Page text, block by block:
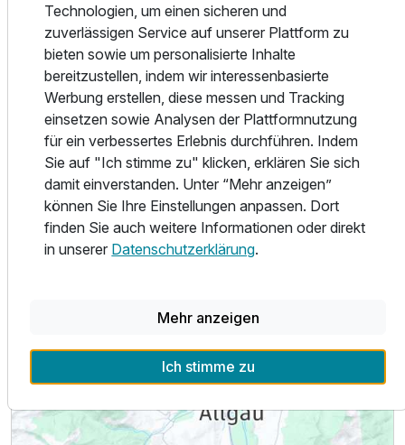
Zusatznächte
Für 4 Tage p.P. ab512,00 €
2-Raum Appartement A
4 Erwachsene und 2 Kinder
Über das Hotel
Alle Infos zum Naturhotel Waldesruhe
Lage & Umgebung
Technologien, um einen sicheren und
zuverlässigen Service auf unserer Plattform zu
bieten sowie um personalisierte Inhalte
bereitzustellen, indem wir interessenbasierte
Werbung erstellen, diese messen und Tracking
einsetzen sowie Analysen der Plattformnutzung
für ein verbessertes Erlebnis durchführen. Indem
Sie auf "Ich stimme zu" klicken, erklären Sie sich
damit einverstanden. Unter “Mehr anzeigen”
können Sie Ihre Einstellungen anpassen. Dort
finden Sie auch weitere Informationen oder direkt
in unserer Datenschutzerklärung.
Mehr anzeigen
Ich stimme zu